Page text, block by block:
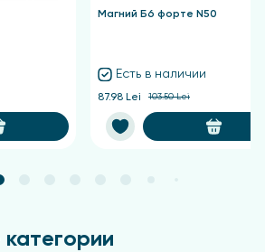
Магний Б6 форте N50
Есть в наличии
87.98 Lei 103.50 Lei